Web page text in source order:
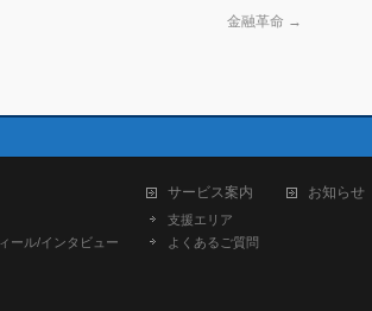
金融革命 →
ール/インタビュー
サービス案内
支援エリア
よくあるご質問
お知らせ